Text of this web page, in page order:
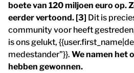
boete van 120 miljoen euro op.
eerder vertoond. [3] Dit is
community voor heeft
is ons gelukt,
medestander"}}. We namen het
hebben gewonnen.